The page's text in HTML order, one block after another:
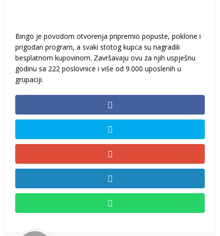
Bingo je povodom otvorenja pripremio popuste, poklone i
prigodan program, a svaki stotog kupca su nagradili
besplatnom kupovinom. Završavaju ovu za njih uspješnu
godinu sa 222 poslovnice i više od 9.000 uposlenih u
grupaciji.